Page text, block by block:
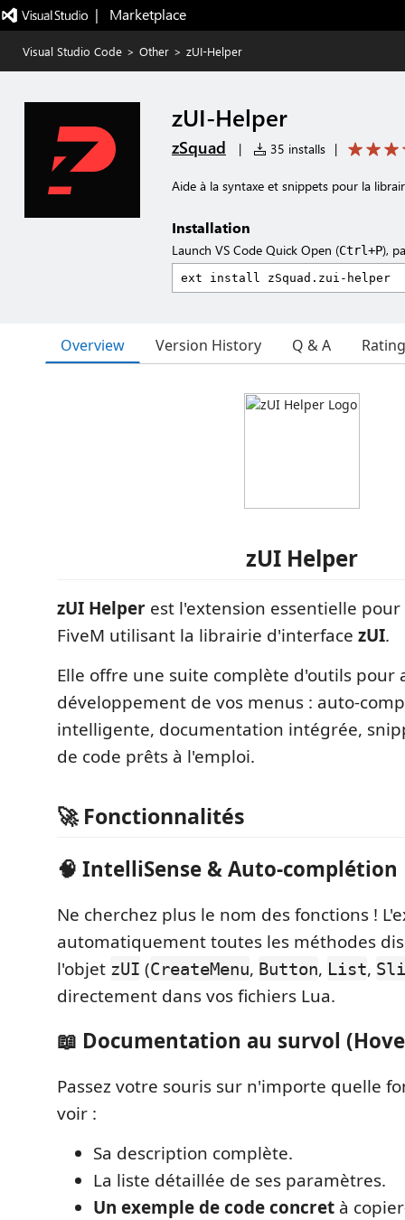
|   Marketplace
Visual Studio Code > Other > zUI-Helper
zUI-Helper
zSquad | 35 installs |
Aide à la syntaxe et snippets pour la
Installation
Launch VS Code Quick Open (Ctrl+P),
Overview Version History Q & A
zUI Helper
zUI Helper est l'extension essentielle
FiveM utilisant la librairie d'interface zUI.
Elle offre une suite complète d'outils pour
développement de vos menus : auto-
intelligente, documentation intégrée,
de code prêts à l'emploi.
🚀 Fonctionnalités
🧠 IntelliSense & Auto-complétion
Ne cherchez plus le nom des fonctions !
automatiquement toutes les méthodes
l'objet zUI (CreateMenu, Button, List,
directement dans vos fichiers Lua.
📖 Documentation au survol
Passez votre souris sur n'importe quelle
voir :
Sa description complète.
La liste détaillée de ses paramètres.
Un exemple de code concret à